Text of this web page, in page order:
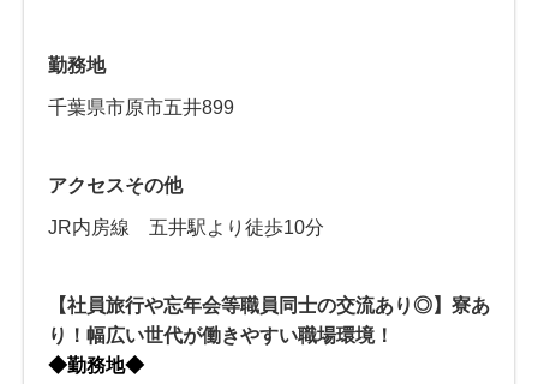
勤務地
千葉県市原市五井899
アクセスその他
JR内房線 五井駅より徒歩10分
【社員旅行や忘年会等職員同士の交流あり◎】寮あ
り！幅広い世代が働きやすい職場環境！
◆勤務地◆